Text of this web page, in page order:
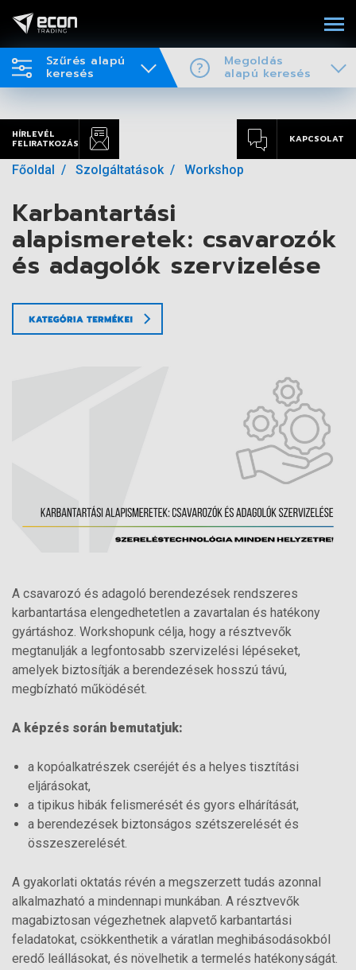
Szűrés alapú
keresés
Megoldás
alapú keresés
HÍRLEVÉL
FELIRATKOZÁS
KAPCSOLAT
Főoldal Szolgáltatások Workshop
Karbantartási
alapismeretek: csavarozók
és adagolók szervizelése
A csavarozó és adagoló berendezések rendszeres
karbantartása elengedhetetlen a zavartalan és hatékony
gyártáshoz. Workshopunk célja, hogy a résztvevők
megtanulják a legfontosabb szervizelési lépéseket,
amelyek biztosítják a berendezések hosszú távú,
megbízható működését.
A képzés során bemutatjuk:
a kopóalkatrészek cseréjét és a helyes tisztítási
eljárásokat,
a tipikus hibák felismerését és gyors elhárítását,
a berendezések biztonságos szétszerelését és
összeszerelését.
A gyakorlati oktatás révén a megszerzett tudás azonnal
alkalmazható a mindennapi munkában. A résztvevők
magabiztosan végezhetnek alapvető karbantartási
feladatokat, csökkenthetik a váratlan meghibásodásokból
eredő leállásokat, és növelhetik a termelés hatékonyságát.